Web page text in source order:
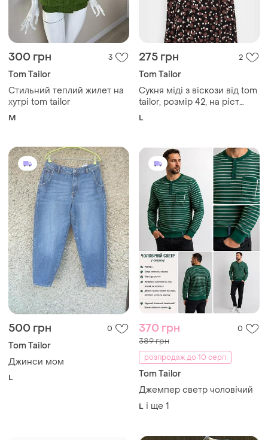
300 грн 3
Tom Tailor
Стильний теплий жилет на
хутрі tom tailor
M
275 грн 2
Tom Tailor
Сукня міді з віскози від tom
tailor, розмір 42, на ріст
175/98а, імітація принту
L
500 грн 0
Tom Tailor
Джинси мом
L
370 грн 0
389 грн
розпродаж до 10 серп
Tom Tailor
Джемпер светр чоловічий
L і ще 1